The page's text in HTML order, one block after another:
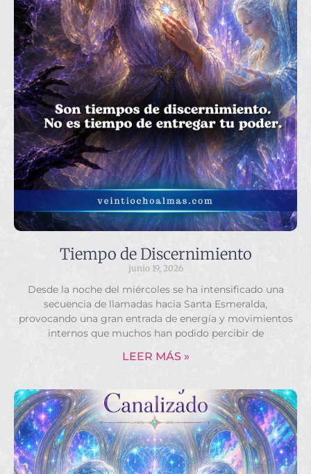
Tiempo de Discernimiento
junio 19, 2026
Desde la noche del miércoles se ha intensificado una
secuencia de llamadas hacia Santa Esmeralda,
provocando una gran entrada de energía y movimientos
internos que muchos han podido percibir de
LEER MÁS »